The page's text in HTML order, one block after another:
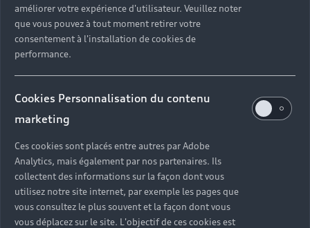
améliorer votre expérience d'utilisateur. Veuillez noter
que vous pouvez à tout moment retirer votre
consentement à l'installation de cookies de
performance.
Cookies Personnalisation du contenu
marketing
Ces cookies sont placés entre autres par Adobe
Analytics, mais également par nos partenaires. Ils
collectent des informations sur la façon dont vous
utilisez notre site internet, par exemple les pages que
vous consultez le plus souvent et la façon dont vous
vous déplacez sur le site. L'objectif de ces cookies est